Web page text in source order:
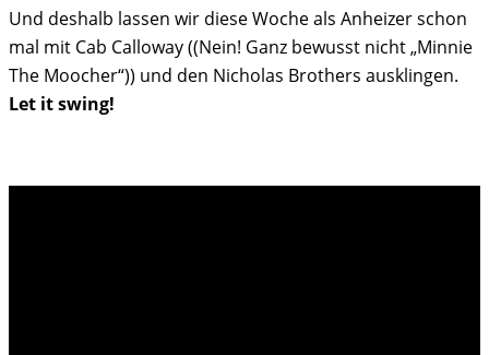
Und deshalb lassen wir diese Woche als Anheizer schon
mal mit Cab Calloway ((Nein! Ganz bewusst nicht „Minnie
The Moocher“)) und den Nicholas Brothers ausklingen.
Let it swing!